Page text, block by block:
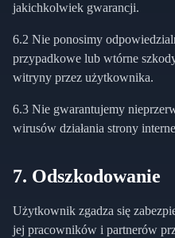
jakichkolwiek gwarancji.
6.2 Nie ponosimy
przypadkowe lub wtórne
witryny przez użytkownika.
6.3 Nie gwarantujemy
wirusów działania strony
7. Odszkodowanie
Użytkownik zgadza się
jej pracowników i partnerów